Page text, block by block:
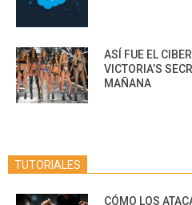
ASÍ FUE EL
VICTORIA’S
MAÑANA
TUTORIALES
CÓMO LOS